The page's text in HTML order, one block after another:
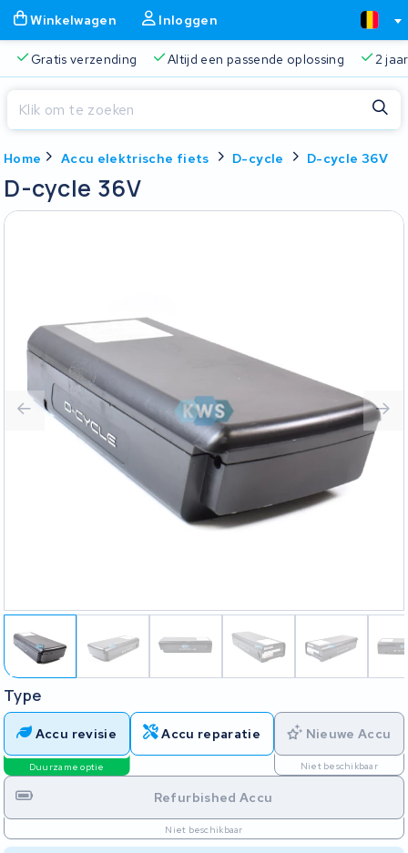
Winkelwagen Inloggen
Gratis verzending Altijd een passende oplossing 2
Home Accu elektrische fiets D-cycle D-cycle 36V
D-cycle 36V
Type
Accu revisie
Duurzame optie
Accu reparatie Nieuwe Accu
Niet beschikbaar
Refurbished Accu
Niet beschikbaar
Sluiten
Begin te typen in de zoekbalk om te zoeken